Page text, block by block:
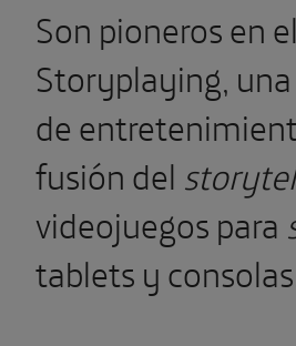
Son pioneros en
Storyplaying,
de
fusión del
videojuegos para
tablets y